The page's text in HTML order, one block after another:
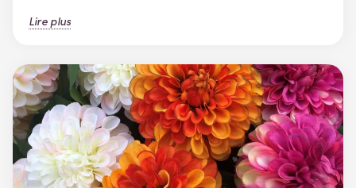
Lire plus